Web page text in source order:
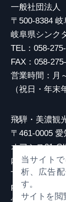
一般社団法人
〒500-8384
岐阜県シンク
TEL：058-
FAX：058-
営業時間：月
（祝日・年末
飛騨・美濃観
〒461-0005
オアシス21
内
TEL：052-
FAX：052-253-
当サイト
析、広告
す。
サイトを閲